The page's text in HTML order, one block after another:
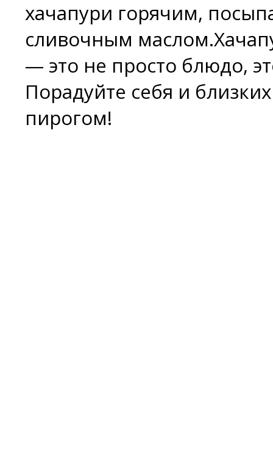
хачапури горячим,
сливочным
— это не просто блюдо,
Порадуйте себя и
пирогом!